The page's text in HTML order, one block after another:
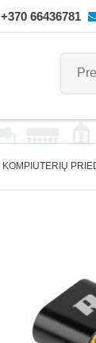
+370 66436781
KOMPIUTERIŲ